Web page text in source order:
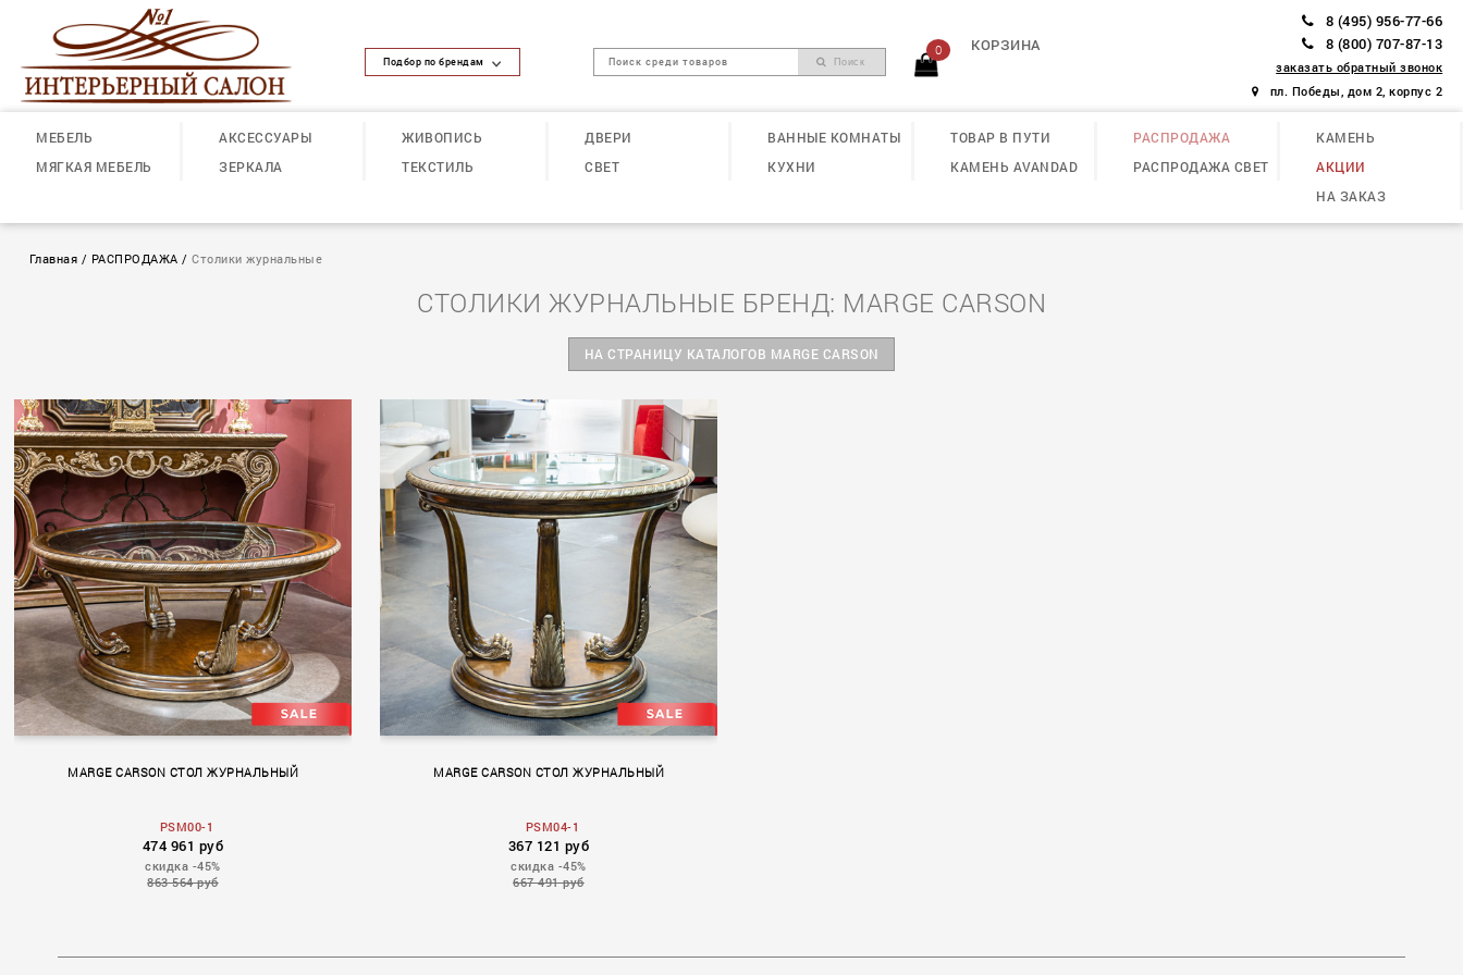
Подбор по брендам Поиск
0 КОРЗИНА
8 (495) 956-77-66
8 (800) 707-87-13
заказать обратный звонок
пл. Победы, дом 2, корпус 2
МЕБЕЛЬ
МЯГКАЯ МЕБЕЛЬ
АКСЕССУАРЫ
ЗЕРКАЛА
ЖИВОПИСЬ
ТЕКСТИЛЬ
ДВЕРИ
СВЕТ
ВАННЫЕ КОМНАТЫ
КУХНИ
ТОВАР В ПУТИ
КАМЕНЬ AVANDAD
РАСПРОДАЖА
РАСПРОДАЖА СВЕТ
КАМЕНЬ
АКЦИИ
НА ЗАКАЗ
Главная / РАСПРОДАЖА /Столики журнальные
СТОЛИКИ ЖУРНАЛЬНЫЕ БРЕНД: MARGE CARSON
НА СТРАНИЦУ КАТАЛОГОВ MARGE CARSON
MARGE CARSON СТОЛ ЖУРНАЛЬНЫЙ
PSM00-1
474 961 руб
скидка -45%
863 564 руб
MARGE CARSON СТОЛ ЖУРНАЛЬНЫЙ
PSM04-1
367 121 руб
скидка -45%
667 491 руб